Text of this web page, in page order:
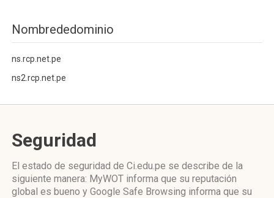
Nombrededominio
ns.rcp.net.pe
ns2.rcp.net.pe
Seguridad
El estado de seguridad de Ci.edu.pe se describe de la
siguiente manera: MyWOT informa que su reputación
global es bueno y Google Safe Browsing informa que su